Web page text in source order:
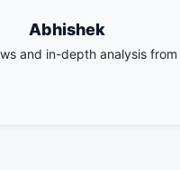
Abhishek
and in-depth analysis